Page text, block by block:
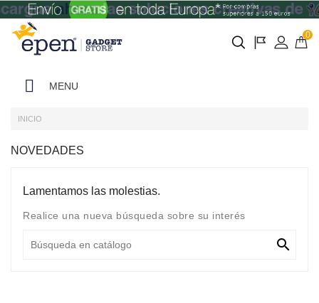
0
MENU
INICIO
NOVEDADES
Lamentamos las molestias.
Realice una nueva búsqueda sobre su interés
